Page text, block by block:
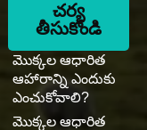
చర్య
తీసుకోండి
మొక్కల ఆధారిత
ఆహారాన్ని ఎందుకు
ఎంచుకోవాలి?
మొక్కల ఆధారిత